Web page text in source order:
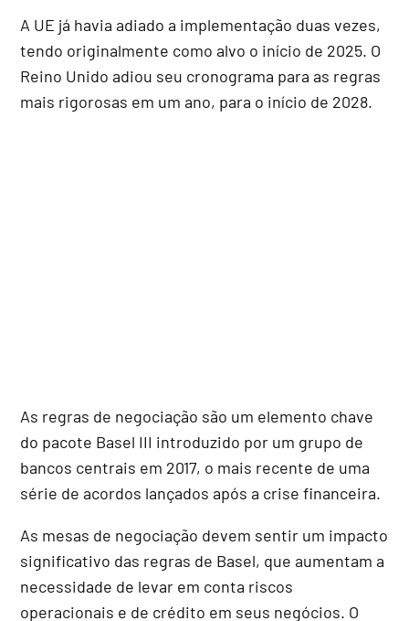
A UE já havia adiado a implementação duas vezes,
tendo originalmente como alvo o início de 2025. O
Reino Unido adiou seu cronograma para as regras
mais rigorosas em um ano, para o início de 2028.
As regras de negociação são um elemento chave
do pacote Basel III introduzido por um grupo de
bancos centrais em 2017, o mais recente de uma
série de acordos lançados após a crise financeira.
As mesas de negociação devem sentir um impacto
significativo das regras de Basel, que aumentam a
necessidade de levar em conta riscos
operacionais e de crédito em seus negócios. O